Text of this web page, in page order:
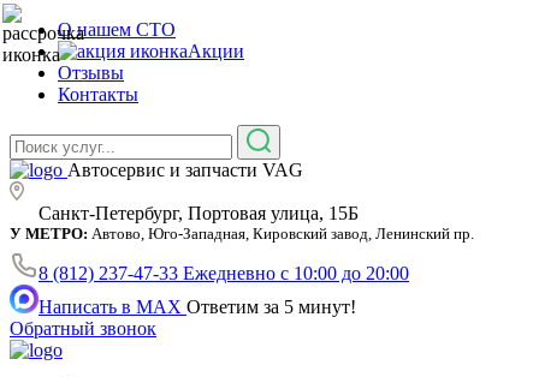
О нашем СТО
Акции
Отзывы
Контакты
Автосервис и запчасти VAG
Санкт-Петербург, Портовая улица, 15Б
У МЕТРО: Автово, Юго-Западная, Кировский завод, Ленинский пр.
8 (812) 237-47-33 Ежедневно с 10:00 до 20:00
Написать в MAX Ответим за 5 минут!
Обратный звонок